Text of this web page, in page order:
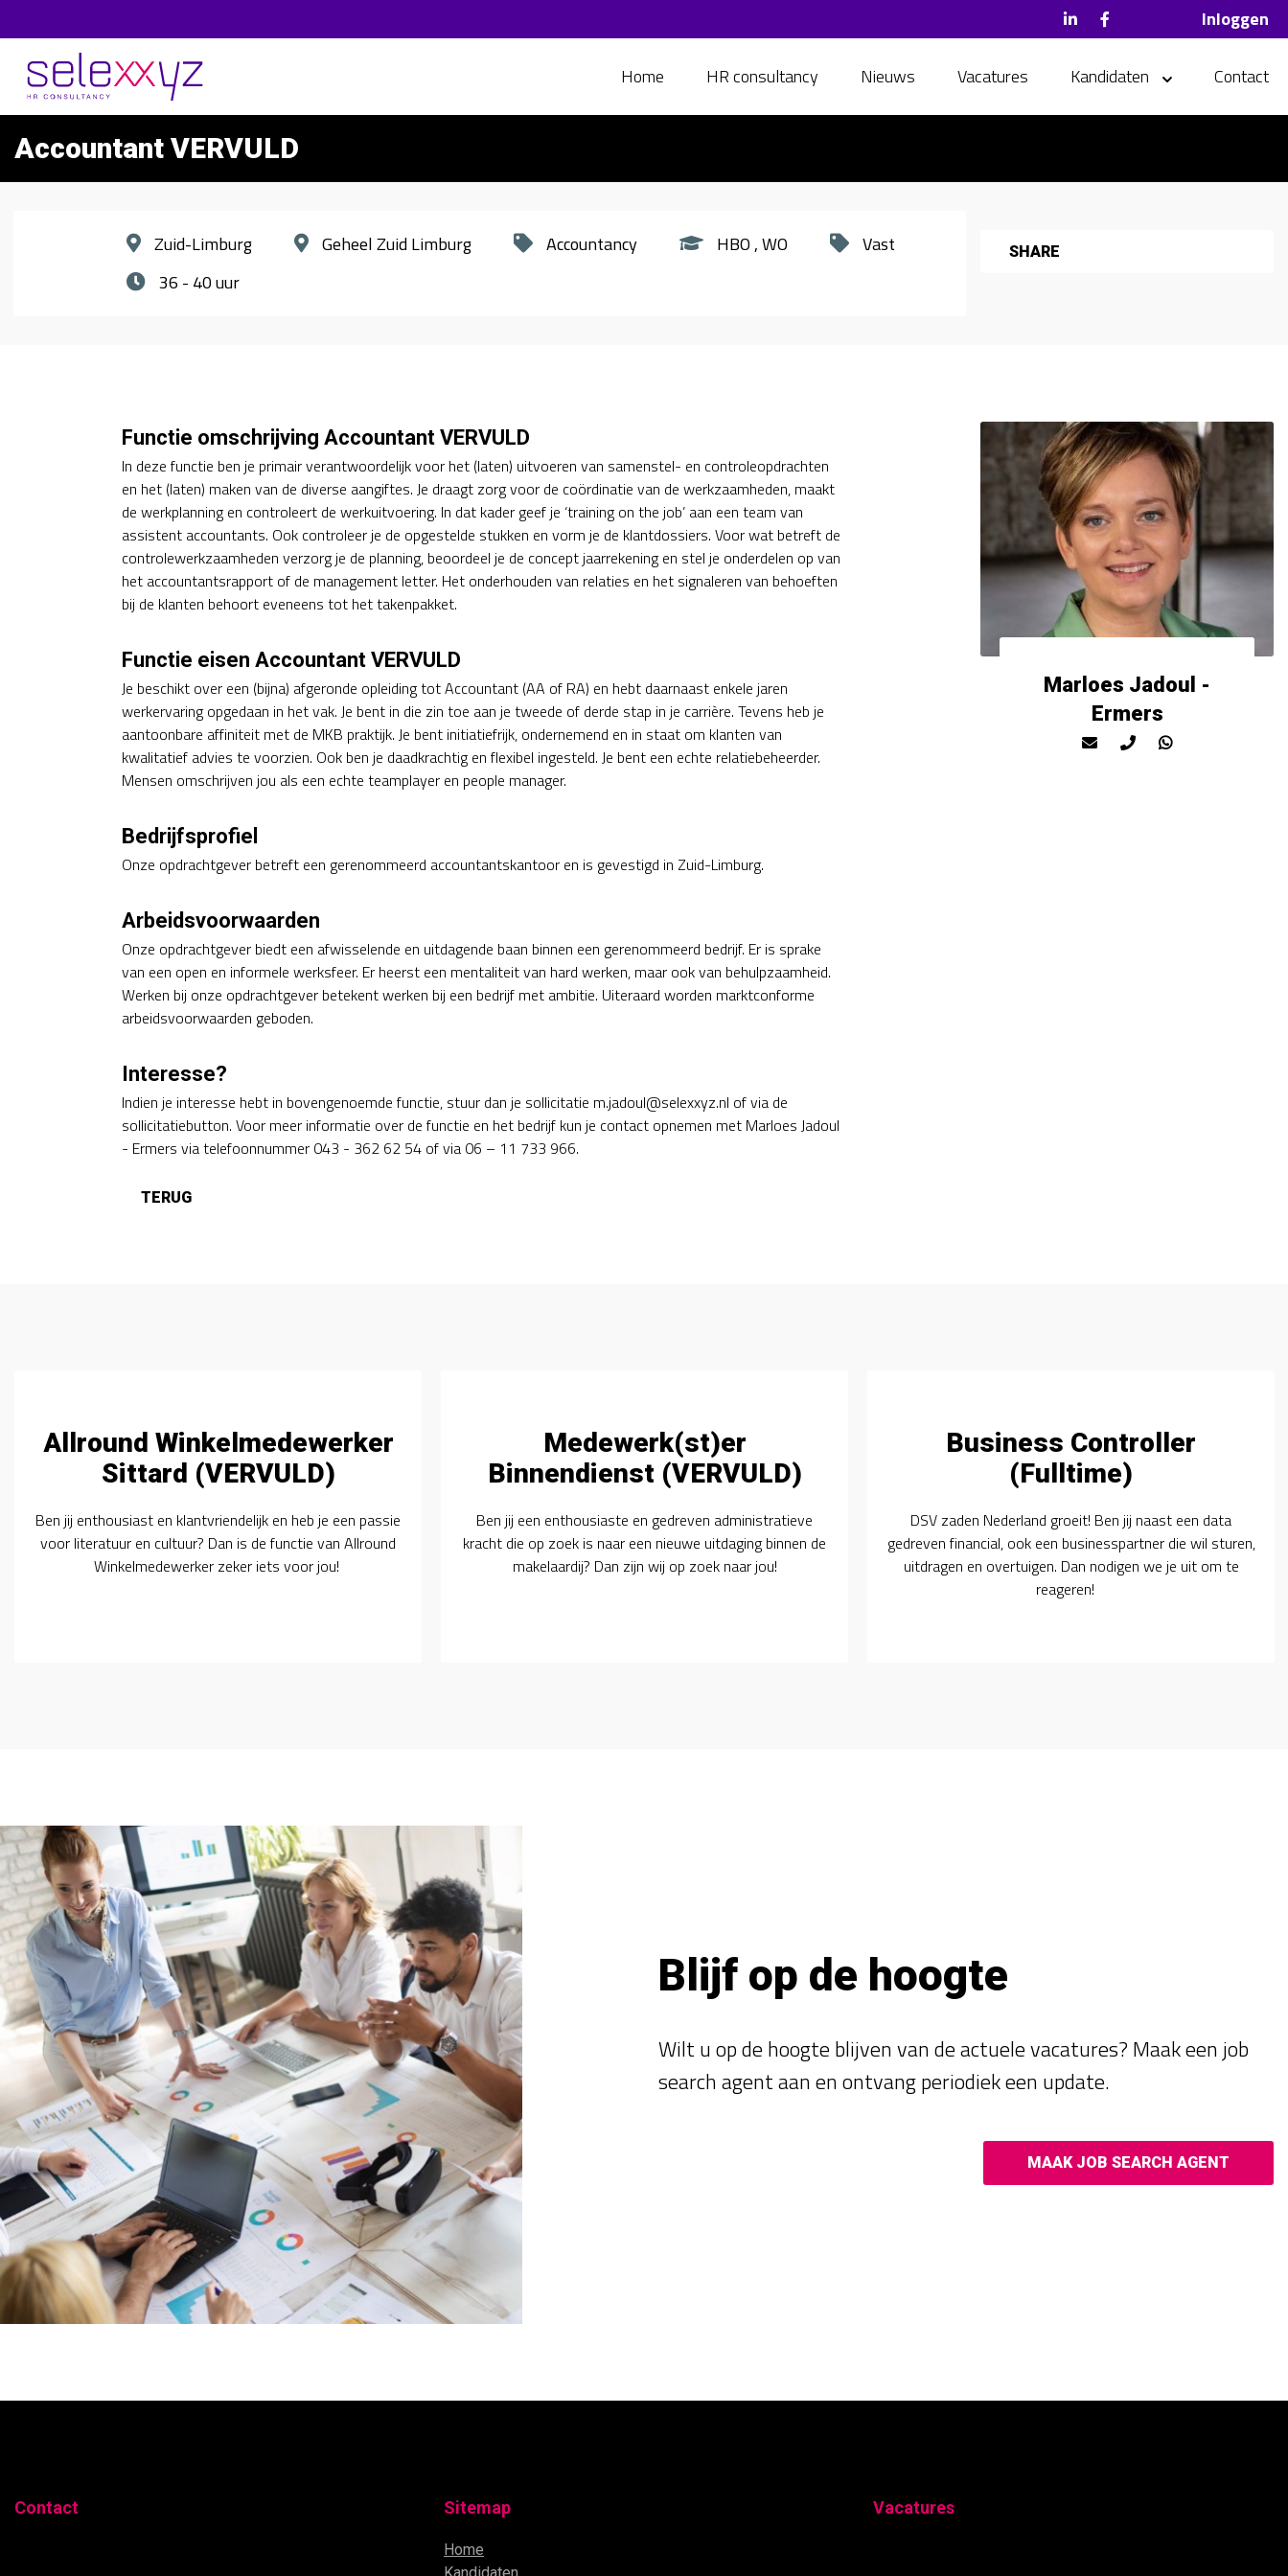
Inloggen
Home HR consultancy Nieuws Vacatures Kandidaten Contact
Accountant VERVULD
Zuid-Limburg Geheel Zuid Limburg Accountancy HBO WO
Vast
36 - 40 uur
SHARE
Functie omschrijving Accountant VERVULD
In deze functie ben je primair verantwoordelijk voor het (laten) uitvoeren van samenstel- en controleopdrachten
en het (laten) maken van de diverse aangiftes. Je draagt zorg voor de coördinatie van de werkzaamheden, maakt
de werkplanning en controleert de werkuitvoering. In dat kader geef je ‘training on the job’ aan een team van
assistent accountants. Ook controleer je de opgestelde stukken en vorm je de klantdossiers. Voor wat betreft de
controlewerkzaamheden verzorg je de planning, beoordeel je de concept jaarrekening en stel je onderdelen op van
het accountantsrapport of de management letter. Het onderhouden van relaties en het signaleren van behoeften
bij de klanten behoort eveneens tot het takenpakket.
Functie eisen Accountant VERVULD
Je beschikt over een (bijna) afgeronde opleiding tot Accountant (AA of RA) en hebt daarnaast enkele jaren
werkervaring opgedaan in het vak. Je bent in die zin toe aan je tweede of derde stap in je carrière. Tevens heb je
aantoonbare affiniteit met de MKB praktijk. Je bent initiatiefrijk, ondernemend en in staat om klanten van
kwalitatief advies te voorzien. Ook ben je daadkrachtig en flexibel ingesteld. Je bent een echte relatiebeheerder.
Mensen omschrijven jou als een echte teamplayer en people manager.
Bedrijfsprofiel
Onze opdrachtgever betreft een gerenommeerd accountantskantoor en is gevestigd in Zuid-Limburg.
Arbeidsvoorwaarden
Onze opdrachtgever biedt een afwisselende en uitdagende baan binnen een gerenommeerd bedrijf. Er is sprake
van een open en informele werksfeer. Er heerst een mentaliteit van hard werken, maar ook van behulpzaamheid.
Werken bij onze opdrachtgever betekent werken bij een bedrijf met ambitie. Uiteraard worden marktconforme
arbeidsvoorwaarden geboden.
Interesse?
Indien je interesse hebt in bovengenoemde functie, stuur dan je sollicitatie m.jadoul@selexxyz.nl of via de
sollicitatiebutton. Voor meer informatie over de functie en het bedrijf kun je contact opnemen met Marloes Jadoul
- Ermers via telefoonnummer 043 - 362 62 54 of via 06 – 11 733 966.
Marloes Jadoul -
Ermers
Allround Winkelmedewerker
Sittard (VERVULD)
Ben jij enthousiast en klantvriendelijk en heb je een passie
voor literatuur en cultuur? Dan is de functie van Allround
Winkelmedewerker zeker iets voor jou!
Medewerk(st)er
Binnendienst (VERVULD)
Ben jij een enthousiaste en gedreven administratieve
kracht die op zoek is naar een nieuwe uitdaging binnen de
makelaardij? Dan zijn wij op zoek naar jou!
Business Controller
(Fulltime)
DSV zaden Nederland groeit! Ben jij naast een data
gedreven financial, ook een businesspartner die wil sturen,
uitdragen en overtuigen. Dan nodigen we je uit om te
reageren!
Blijf op de hoogte
Wilt u op de hoogte blijven van de actuele vacatures? Maak een job
search agent aan en ontvang periodiek een update.
MAAK JOB SEARCH AGENT
Contact Sitemap
Home
Vacatures